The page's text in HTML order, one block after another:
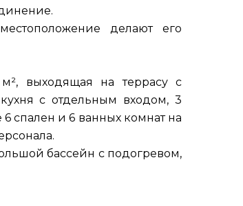
делают его
выходящая на террасу с
с отдельным входом, 3
спален и 6 ванных комнат на
бассейн с подогревом,